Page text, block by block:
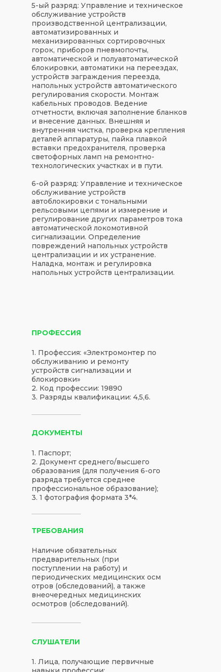
5-ый разряд: Управление и техническое
обслуживание устройств
производственной централизации,
автоматизированных и
механизированных сортировочных
горок, приборов пневмопочты,
автоматической и полуавтоматической
блокировки, автоматики на переездах,
устройств заграждения переезда,
напольных устройств автоматического
регулирования скорости. Монтаж
кабельных проводов. Ведение
отчетности, включая заполнение бланков
и внесение данных. Внешняя и
внутренняя чистка, проверка крепления
деталей аппаратуры, пайка плавкой
вставки предохранителя, проверка
светофорных ламп на ремонтно-
технологических участках и в пути.
6-ой разряд: Управление и техническое
обслуживание устройств
автоблокировки с тональными
рельсовыми цепями и измерение и
регулирование других параметров тока
автоматической локомотивной
сигнализации. Определение
повреждений напольных устройств
централизации и их устранение.
Наладка, монтаж и регулировка
напольных устройств централизации.
ПРОФЕССИЯ
ДОКУМЕНТЫ
СЛУШАТЕЛИ
ТРЕБОВАНИЯ
1. Профессия: «Электромонтер по
обслуживанию и ремонту
устройств сигнализации и
блокировки»
2. Код профессии: 19890
3. Разряды квалификации: 4,5,6.
1. Паспорт;
2. Документ среднего/высшего
образования (для получения 6-ого
разряда требуется среднее
профессиональное образование);
3. 1 фотография формата 3*4.
1. Лица, получающие первичные
Наличие обязательных
предварительных (при
поступлении на работу) и
периодических медицинских осм
отров (обследований), а также
внеочередных медицинских
осмотров (обследований).